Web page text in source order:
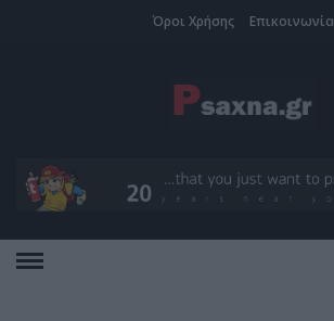
Όροι Χρήσης Επικοινωνία